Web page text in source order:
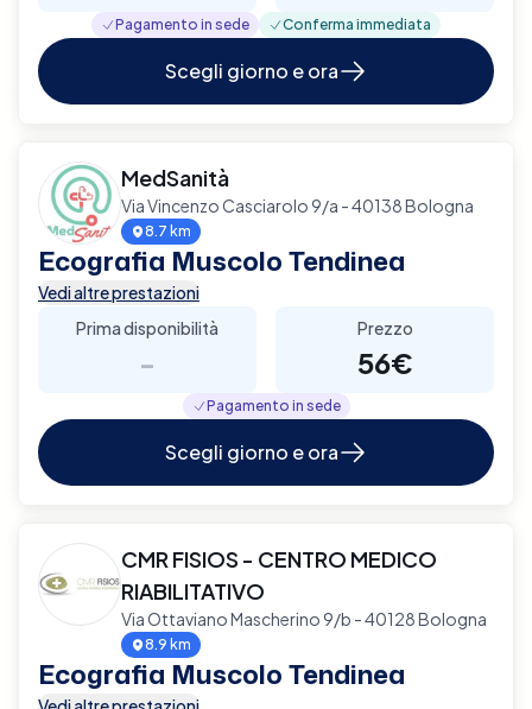
Pagamento in sede Conferma immediata
Scegli giorno e ora
MedSanità
Via Vincenzo Casciarolo 9/a - 40138 Bologna
8.7 km
Ecografia Muscolo Tendinea
Vedi altre prestazioni
Prima disponibilità
-
Prezzo
56€
Pagamento in sede
Scegli giorno e ora
CMR FISIOS - CENTRO MEDICO
RIABILITATIVO
Via Ottaviano Mascherino 9/b - 40128 Bologna
8.9 km
Ecografia Muscolo Tendinea